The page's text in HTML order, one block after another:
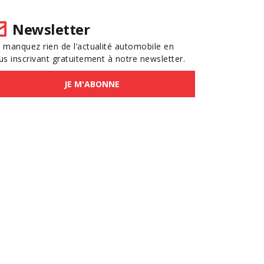
Newsletter
manquez rien de l’actualité automobile en
inscrivant gratuitement à notre newsletter.
JE M'ABONNE